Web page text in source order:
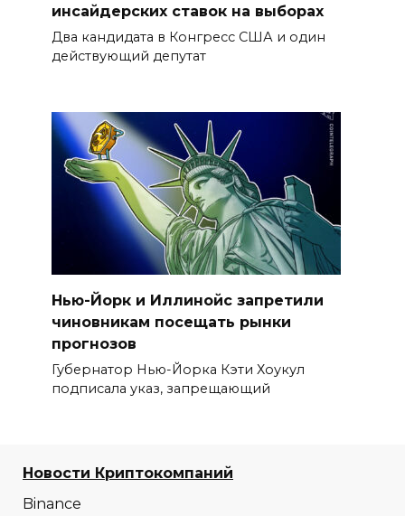
инсайдерских ставок на выборах
Два кандидата в Конгресс США и один
действующий депутат
Нью-Йорк и Иллинойс запретили
чиновникам посещать рынки
прогнозов
Губернатор Нью-Йорка Кэти Хоукул
подписала указ, запрещающий
Новости Криптокомпаний
Binance